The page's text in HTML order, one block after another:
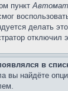
пункт
делать
отключил
в
вы найдёте